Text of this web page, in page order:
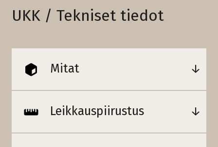
UKK / Tekniset tiedot
Mitat
Leikkauspiirustus